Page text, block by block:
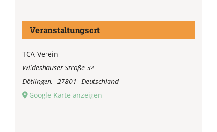
Veranstaltungsort
TCA-Verein
Wildeshauser Straße 34
Dötlingen, 27801
Deutschland
Google Karte anzeigen